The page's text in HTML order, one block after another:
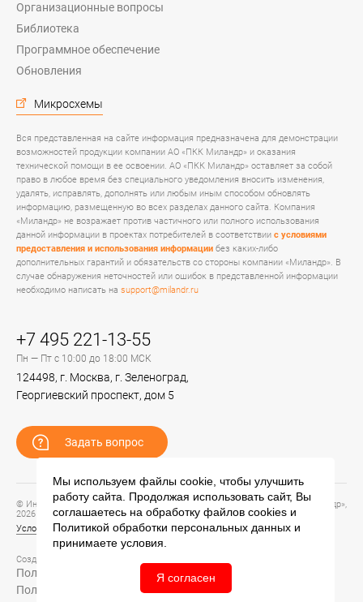
Организационные вопросы
Библиотека
Программное обеспечение
Обновления
Микросхемы
Вся представленная на сайте информация предназначена для демонстрации
возможностей продукции компании АО «ПКК Миландр» и оказания
технической помощи в ее освоении. АО «ПКК Миландр» оставляет за собой
право в любое время без специального уведомления вносить изменения,
удалять, исправлять, дополнять или любым иным способом обновлять
информацию, размещенную во всех разделах данного сайта. Компания
«Миландр» не возражает против частичного или полного использования
данной информации в проектах потребителей в соответствии с условиями
предоставления и использования информации без каких-либо
дополнительных гарантий и обязательств со стороны компании «Миландр». В
случае обнаружения неточностей или ошибок в представленной информации
необходимо написать на support@milandr.ru
+7 495 221-13-55
Пн — Пт с 10:00 до 18:00 МСК
124498, г. Москва, г. Зеленоград,
Георгиевский проспект, дом 5
Задать вопрос
© Информационный портал технической поддержки ЦП ИС АО «ПКК Миландр»,
2026
Условия предоставления и использования информации
Создание сайта –
Политика обработки персональных данных
Политика конфиденциальности
Мы используем файлы cookie, чтобы улучшить
работу сайта. Продолжая использовать сайт, Вы
соглашаетесь на обработку файлов cookies и
Политикой обработки персональных данных и
принимаете условия.
Я согласен